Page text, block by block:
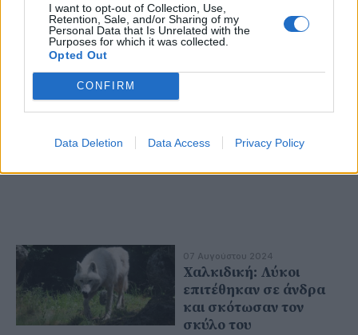
I want to opt-out of Collection, Use,
Retention, Sale, and/or Sharing of my
Personal Data that Is Unrelated with the
Purposes for which it was collected.
Opted Out
CONFIRM
Data Deletion Data Access Privacy Policy
07 Αυγούστου 2024
Χαλκιδική: Λύκοι
επιτέθηκαν σε άνδρα
και σκότωσαν τον
σκύλο του